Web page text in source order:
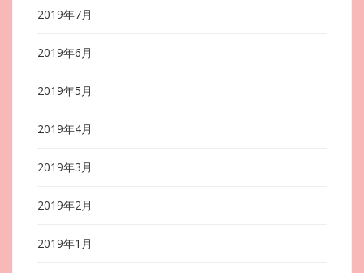
2019年7月
2019年6月
2019年5月
2019年4月
2019年3月
2019年2月
2019年1月